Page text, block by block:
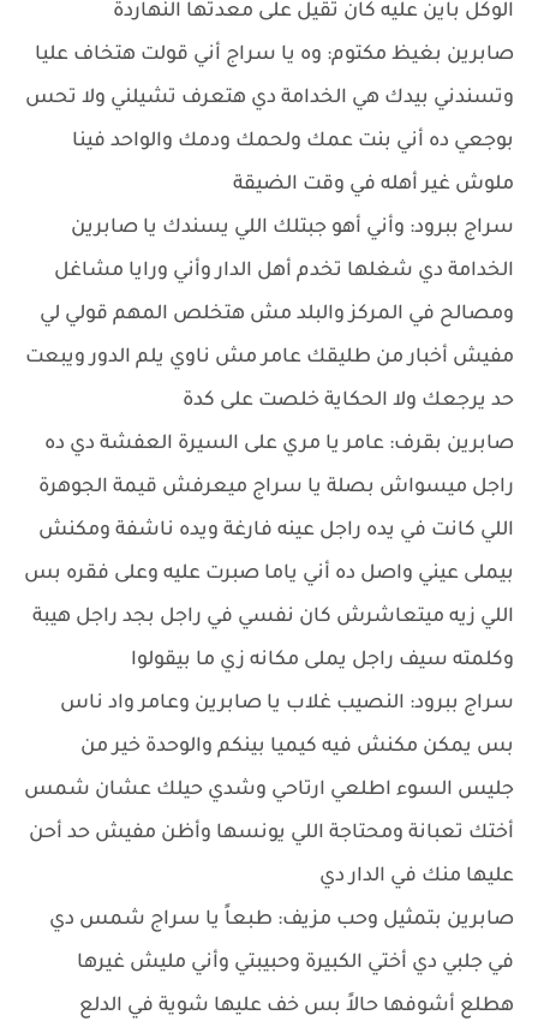
الوكل باين عليه كان تقيل على معدتها النهاردة
صابرين بغيظ مكتوم: وه يا سراج أني قولت هتخاف عليا
وتسندني بيدك هي الخدامة دي هتعرف تشيلني ولا تحس
بوجعي ده أني بنت عمك ولحمك ودمك والواحد فينا
ملوش غير أهله في وقت الضيقة
سراج ببرود: وأني أهو جبتلك اللي يسندك يا صابرين
الخدامة دي شغلها تخدم أهل الدار وأني ورايا مشاغل
ومصالح في المركز والبلد مش هتخلص المهم قولي لي
مفيش أخبار من طليقك عامر مش ناوي يلم الدور ويبعت
حد يرجعك ولا الحكاية خلصت على كدة
صابرين بقرف: عامر يا مري على السيرة العفشة دي ده
راجل ميسواش بصلة يا سراج ميعرفش قيمة الجوهرة
اللي كانت في يده راجل عينه فارغة ويده ناشفة ومكنش
بيملى عيني واصل ده أني ياما صبرت عليه وعلى فقره بس
اللي زيه ميتعاشرش كان نفسي في راجل بجد راجل هيبة
وكلمته سيف راجل يملى مكانه زي ما بيقولوا
سراج ببرود: النصيب غلاب يا صابرين وعامر واد ناس
بس يمكن مكنش فيه كيميا بينكم والوحدة خير من
جليس السوء اطلعي ارتاحي وشدي حيلك عشان شمس
أختك تعبانة ومحتاجة اللي يونسها وأظن مفيش حد أحن
عليها منك في الدار دي
صابرين بتمثيل وحب مزيف: طبعاً يا سراج شمس دي
في جلبي دي أختي الكبيرة وحبيبتي وأني مليش غيرها
هطلع أشوفها حالاً بس خف عليها شوية في الدلع